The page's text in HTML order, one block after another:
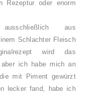
Rezeptur oder enorm
aus
Schlachter Fleisch
wird das
aber ich habe mich an
mit Piment gewürzt
lecker fand, habe ich